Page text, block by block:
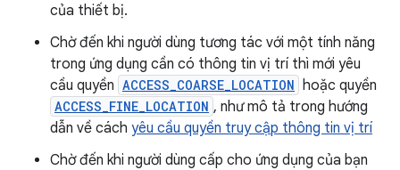
của thiết bị.
Chờ đến khi người dùng tương tác với một tính năng
trong ứng dụng cần có thông tin vị trí thì mới yêu
cầu quyền ACCESS_COARSE_LOCATION hoặc quyền
ACCESS_FINE_LOCATION , như mô tả trong hướng
dẫn về cách yêu cầu quyền truy cập thông tin vị trí
Chờ đến khi người dùng cấp cho ứng dụng của bạn